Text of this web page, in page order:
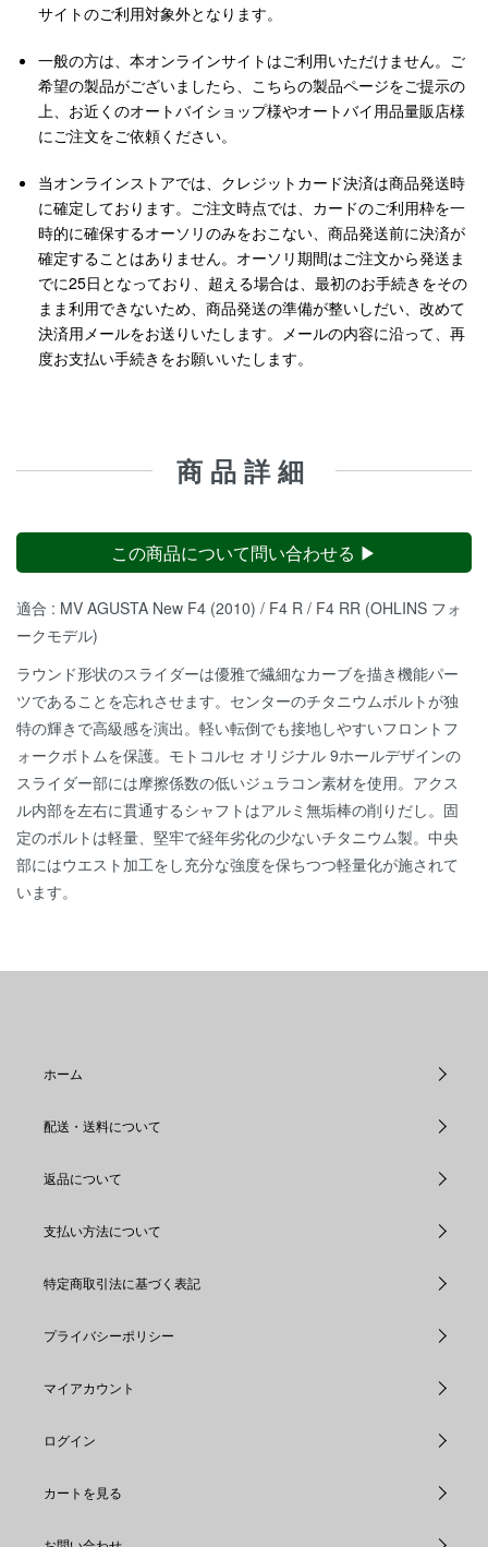
サイトのご利用対象外となります。
一般の方は、本オンラインサイトはご利用いただけません。ご
希望の製品がございましたら、こちらの製品ページをご提示の
上、お近くのオートバイショップ様やオートバイ用品量販店様
にご注文をご依頼ください。
当オンラインストアでは、クレジットカード決済は商品発送時
に確定しております。ご注文時点では、カードのご利用枠を一
時的に確保するオーソリのみをおこない、商品発送前に決済が
確定することはありません。オーソリ期間はご注文から発送ま
でに25日となっており、超える場合は、最初のお手続きをその
まま利用できないため、商品発送の準備が整いしだい、改めて
決済用メールをお送りいたします。メールの内容に沿って、再
度お支払い手続きをお願いいたします。
商品詳細
この商品について問い合わせる ▶
適合 : MV AGUSTA New F4 (2010) / F4 R / F4 RR (OHLINS フォ
ークモデル)
ラウンド形状のスライダーは優雅で繊細なカーブを描き機能パー
ツであることを忘れさせます。センターのチタニウムボルトが独
特の輝きで高級感を演出。軽い転倒でも接地しやすいフロントフ
ォークボトムを保護。モトコルセ オリジナル 9ホールデザインの
スライダー部には摩擦係数の低いジュラコン素材を使用。アクス
ル内部を左右に貫通するシャフトはアルミ無垢棒の削りだし。固
定のボルトは軽量、堅牢で経年劣化の少ないチタニウム製。中央
部にはウエスト加工をし充分な強度を保ちつつ軽量化が施されて
います。
ホーム
配送・送料について
返品について
支払い方法について
特定商取引法に基づく表記
プライバシーポリシー
マイアカウント
ログイン
カートを見る